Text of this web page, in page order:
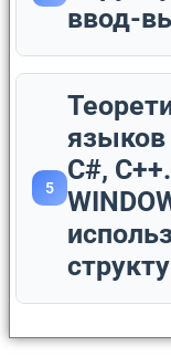
ввод-
5
языков
C#,